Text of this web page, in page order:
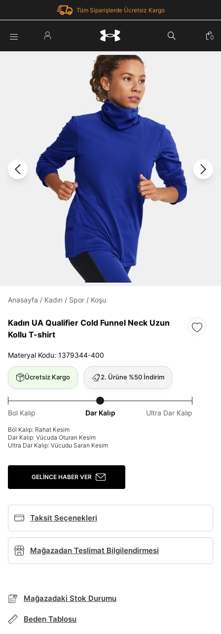
Tüm Siparişlerde Ücretsiz Kargo
Şifremi Unuttum
Under Armour'da yeni misiniz? Kayıt Ol
Üye Olmadan Devam Et
0
Anasayfa / Kadın / Spor / Koşu
Kadın UA Qualifier Cold Funnel Neck Uzun
Kollu T-shirt
Materyal Kodu: 1379344-400
Ücretsiz Kargo 2. Ürüne %50 İndirim
Bol Kalıp Dar Kalıp Ultra Dar Kalıp
Bol Kalıp: Rahat Kesim
Dar Kalıp: Vücuda Oturan Kesim
Ultra Dar Kalıp: Vücudu Saran Kesim
GELINCE HABER VER
Taksit Seçenekleri
Mağazadan Teslimat Bilgilendirmesi
Mağazadaki Stok Durumu
Beden Tablosu
Parola Yenileme
Parolayı Yenile
Zaten hesabın var mı? Giriş yap
Giriş Yap
E-posta
Beni Hatırla
Giriş Yap